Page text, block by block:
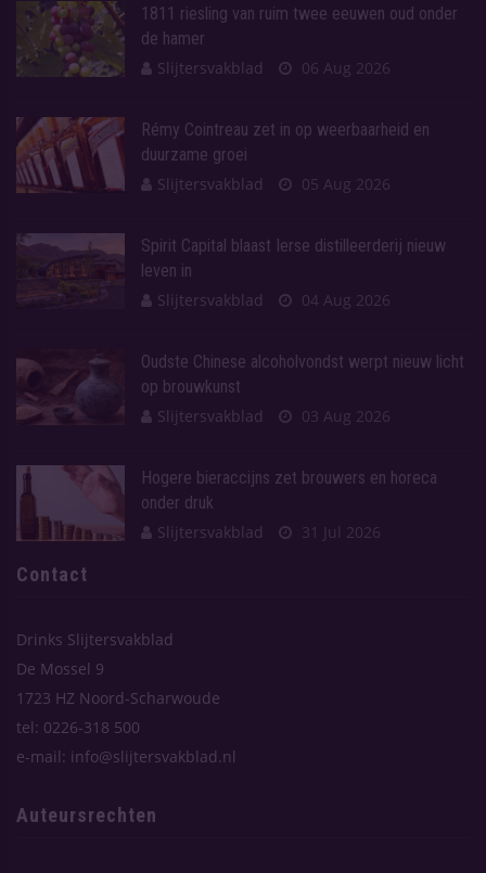
1811 riesling van ruim twee eeuwen oud onder
de hamer
Slijtersvakblad
06 Aug 2026
Rémy Cointreau zet in op weerbaarheid en
duurzame groei
Slijtersvakblad
05 Aug 2026
Spirit Capital blaast Ierse distilleerderij nieuw
leven in
Slijtersvakblad
04 Aug 2026
Oudste Chinese alcoholvondst werpt nieuw licht
op brouwkunst
Slijtersvakblad
03 Aug 2026
Hogere bieraccijns zet brouwers en horeca
onder druk
Slijtersvakblad
31 Jul 2026
Contact
Drinks Slijtersvakblad
De Mossel 9
1723 HZ Noord-Scharwoude
tel: 0226-318 500
e-mail: info@slijtersvakblad.nl
Auteursrechten